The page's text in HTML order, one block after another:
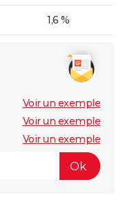
1,6 %
Voir un exemple
Voir un exemple
Voir un exemple